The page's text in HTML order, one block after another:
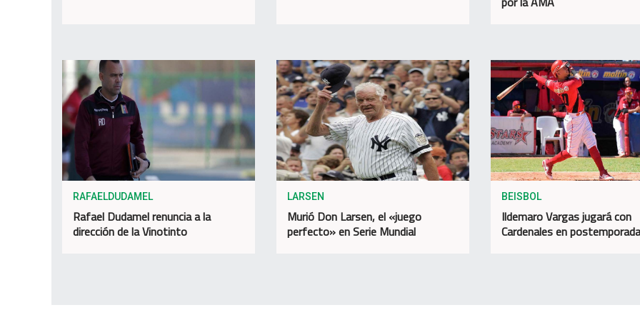
RAFAELDUDAMEL
Rafael Dudamel renuncia a la
dirección de la Vinotinto
LARSEN
Murió Don Larsen, el «juego
perfecto» en Serie Mundial
BEISBOL
Ildemaro Vargas jugará con
Cardenales en postemporada